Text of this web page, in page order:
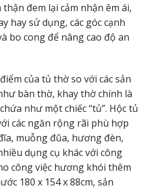
đem lại cảm nhận êm ái,
hay sử dụng, các góc cạnh
bo cong để nâng cao độ an
của tủ thờ so với các sản
bàn thờ, khay thờ chính là
như một chiếc “tủ”. Hộc tủ
các ngăn rộng rãi phù hợp
muỗng đũa, hương đèn,
dụng cụ khác với công
công việc hương khói thêm
180 x 154 x 88cm, sản